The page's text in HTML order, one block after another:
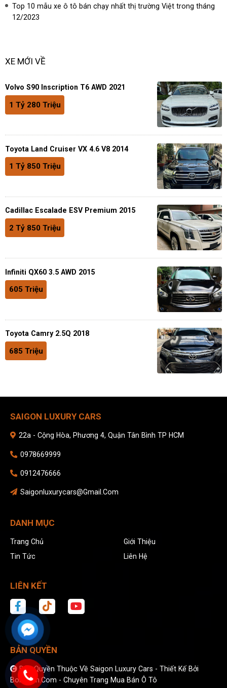
Top 10 mẫu xe ô tô bán chạy nhất thị trường Việt trong tháng
12/2023
XE MỚI VỀ
Volvo S90 Inscription T6 AWD 2021
1 Tỷ 280 Triệu
Toyota Land Cruiser VX 4.6 V8 2014
1 Tỷ 850 Triệu
Cadillac Escalade ESV Premium 2015
2 Tỷ 850 Triệu
Infiniti QX60 3.5 AWD 2015
605 Triệu
Toyota Camry 2.5Q 2018
685 Triệu
SAIGON LUXURY CARS
22a - Cộng Hòa, Phương 4, Quận Tân Bình TP HCM
0978669999
0912476666
Saigonluxurycars@gmail.com
DANH MỤC
Trang Chủ
Giới Thiệu
Tin Tức
Liên Hệ
LIÊN KẾT
BẢN QUYỀN
Bản Quyền Thuộc Về Saigon Luxury Cars -Thiết Kế Bởi
Bonbanh.com - Chuyên Trang Mua Bán Ô Tô